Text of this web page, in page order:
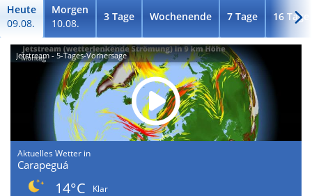
Heute
09.08.
Morgen
10.08.
3 Tage Wochenende 7 Tage 16 Tage
Jetstream - 5-Tages-Vorhersage
Aktuelles Wetter in
Carapeguá
14°C
Klar